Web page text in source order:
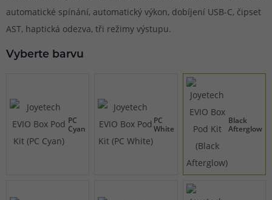
automatické spínání, automatický výkon, dobíjení USB-C, čipset
AST, haptická odezva, tři režimy výstupu.
Vyberte barvu
PC
Cyan
PC
White
Black
Afterglow